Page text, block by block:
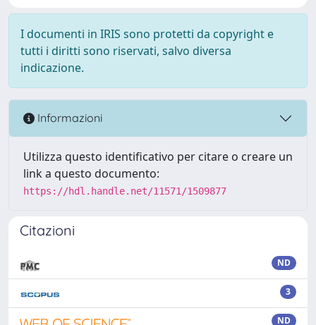
I documenti in IRIS sono protetti da copyright e
tutti i diritti sono riservati, salvo diversa
indicazione.
Informazioni
Utilizza questo identificativo per citare o creare un
link a questo documento:
https://hdl.handle.net/11571/1509877
Citazioni
ND
3
ND